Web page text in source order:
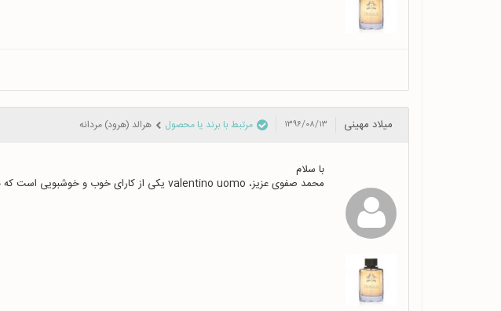
میلاد مهینی ۱۳۹۶/۰۸/۱۳ مرتبط با برند یا محصول هرالد (هرود) مردانه
محمد صفوی عزیز، valentino uomo یکی از کارای خوب و خوشبویی است که بوی شکلات فندقی بسیار خوشمزه رو میده ، پخش بو و ماندگاری نسبتا خوبی هم داره